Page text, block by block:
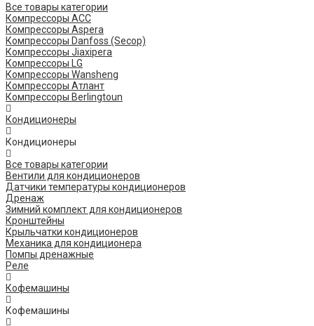
Все товары категории
Компрессоры ACC
Компрессоры Aspera
Компрессоры Danfoss (Secop)
Компрессоры Jiaxipera
Компрессоры LG
Компрессоры Wansheng
Компрессоры Атлант
Компрессоры Berlingtoun
Кондиционеры
Кондиционеры
Все товары категории
Вентили для кондиционеров
Датчики температуры кондиционеров
Дренаж
Зимний комплект для кондиционеров
Кронштейны
Крыльчатки кондиционеров
Механика для кондиционера
Помпы дренажные
Реле
Кофемашины
Кофемашины